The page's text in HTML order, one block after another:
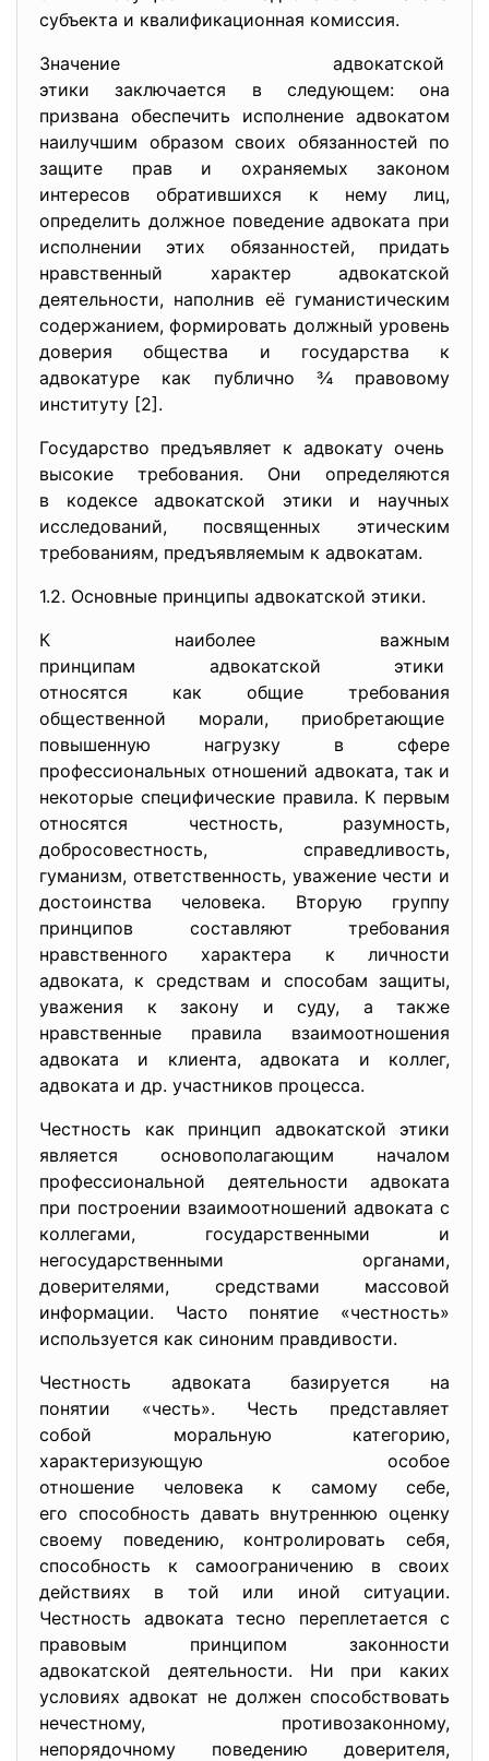
субъекта и квалификационная комиссия.
Значение адвокатской
этики заключается в следующем: она
призвана обеспечить исполнение адвокатом
наилучшим образом своих обязанностей по
защите прав и охраняемых законом
интересов обратившихся к нему лиц,
определить должное поведение адвоката при
исполнении этих обязанностей, придать
нравственный характер адвокатской
деятельности, наполнив её гуманистическим
содержанием, формировать должный уровень
доверия общества и государства к
адвокатуре как публично ¾ правовому
институту [2].
Государство предъявляет к адвокату очень
высокие требования. Они определяются
в кодексе адвокатской этики и научных
исследований, посвященных этическим
требованиям, предъявляемым к адвокатам.
1.2. Основные принципы адвокатской этики.
К наиболее важным
принципам адвокатской этики
относятся как общие требования
общественной морали, приобретающие
повышенную нагрузку в сфере
профессиональных отношений адвоката, так и
некоторые специфические правила. К первым
относятся честность, разумность,
добросовестность, справедливость,
гуманизм, ответственность, уважение чести и
достоинства человека. Вторую группу
принципов составляют требования
нравственного характера к личности
адвоката, к средствам и способам защиты,
уважения к закону и суду, а также
нравственные правила взаимоотношения
адвоката и клиента, адвоката и коллег,
адвоката и др. участников процесса.
Честность как принцип адвокатской этики
является основополагающим началом
профессиональной деятельности адвоката
при построении взаимоотношений адвоката с
коллегами, государственными и
негосударственными органами,
доверителями, средствами массовой
информации. Часто понятие «честность»
используется как синоним правдивости.
Честность адвоката базируется на
понятии «честь». Честь представляет
собой моральную категорию,
характеризующую особое
отношение человека к самому себе,
его способность давать внутреннюю оценку
своему поведению, контролировать себя,
способность к самоограничению в своих
действиях в той или иной ситуации.
Честность адвоката тесно переплетается с
правовым принципом законности
адвокатской деятельности. Ни при каких
условиях адвокат не должен способствовать
нечестному, противозаконному,
непорядочному поведению доверителя,